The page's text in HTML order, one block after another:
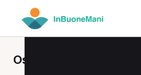
Osteopata a Crispiano